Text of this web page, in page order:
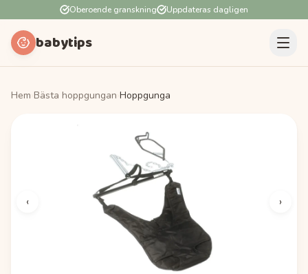
Oberoende granskning Uppdateras dagligen
babytips
Hem Bästa hoppgungan Hoppgunga
‹ ›